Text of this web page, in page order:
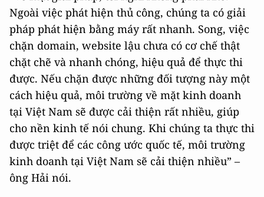
Ngoài việc phát hiện thủ công, chúng ta có giải
pháp phát hiện bằng máy rất nhanh. Song, việc
chặn domain, website lậu chưa có cơ chế thật
chặt chẽ và nhanh chóng, hiệu quả để thực thi
được. Nếu chặn được những đối tượng này một
cách hiệu quả, môi trường về mặt kinh doanh
tại Việt Nam sẽ được cải thiện rất nhiều, giúp
cho nền kinh tế nói chung. Khi chúng ta thực thi
được triệt để các công ước quốc tế, môi trường
kinh doanh tại Việt Nam sẽ cải thiện nhiều” –
ông Hải nói.